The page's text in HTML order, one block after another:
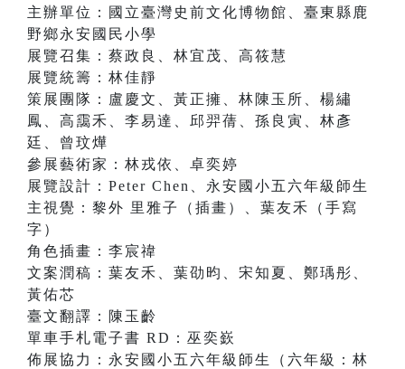
主辦單位：國立臺灣史前文化博物館、臺東縣鹿
野鄉永安國民小學
展覽召集：蔡政良、林宜茂、高筱慧
展覽統籌：林佳靜
策展團隊：盧慶文、黃正擁、林陳玉所、楊繡
鳳、高靄禾、李易達、邱羿蒨、孫良寅、林彥
廷、曾玟燁
參展藝術家：林戎依、卓奕婷
展覽設計：Peter Chen、永安國小五六年級師生
主視覺：黎外 里雅子（插畫）、葉友禾（手寫
字）
角色插畫：李宸禕
文案潤稿：葉友禾、葉劭昀、宋知夏、鄭瑀彤、
黃佑芯
臺文翻譯：陳玉齡
單車手札電子書 RD：巫奕嶔
佈展協力：永安國小五六年級師生（六年級：林